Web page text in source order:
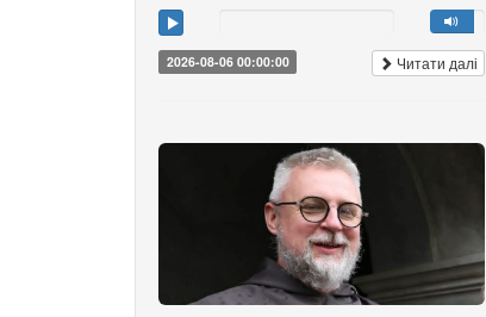
2026-08-06 00:00:00 Читати далі